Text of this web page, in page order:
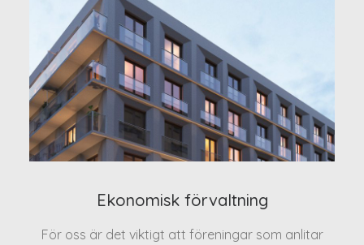
Ekonomisk förvaltning
För oss är det viktigt att föreningar som anlitar